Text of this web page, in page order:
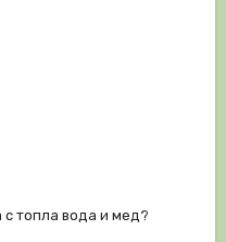
топла вода и мед?